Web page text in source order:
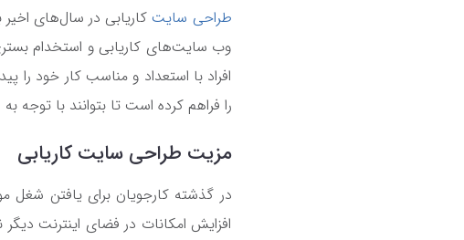
طراحی سایت کاریابی در سال‌های اخیر
وب سایت‌های کاریابی و استخدام
افراد با استعداد و مناسب کار خود
را فراهم کرده است تا بتوانند با
مزیت طراحی سایت کاریابی
در گذشته کارجویان برای یافتن شغل
افزایش امکانات در فضای اینترنت